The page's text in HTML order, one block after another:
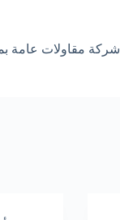
شركة مقاولات عامة